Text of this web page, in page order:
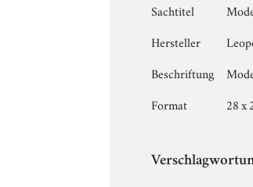
Sachtitel
Hersteller
Beschriftung
Format
28 x